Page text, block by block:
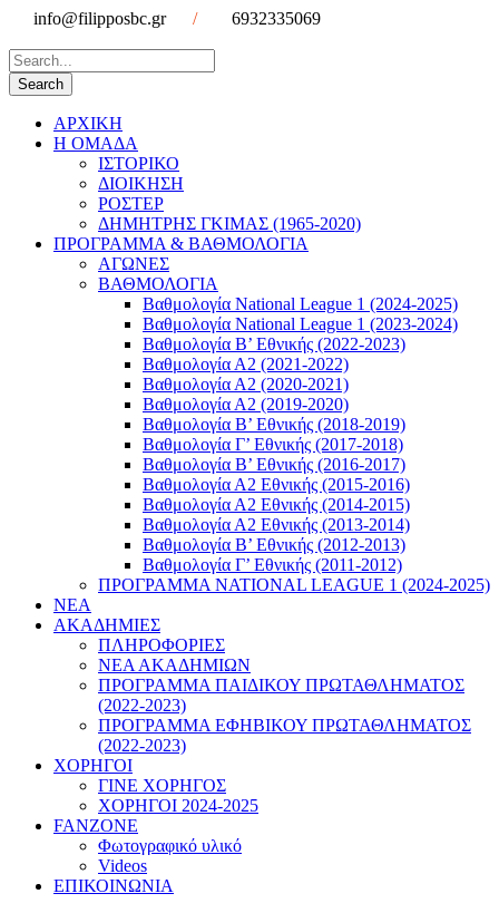
info@filipposbc.gr / 6932335069
ΑΡΧΙΚΗ
Η ΟΜΑΔΑ
ΙΣΤΟΡΙΚΟ
ΔΙΟΙΚΗΣΗ
ΡΟΣΤΕΡ
ΔΗΜΗΤΡΗΣ ΓΚΙΜΑΣ (1965-2020)
ΠΡΟΓΡΑΜΜΑ & ΒΑΘΜΟΛΟΓΙΑ
ΑΓΩΝΕΣ
ΒΑΘΜΟΛΟΓΙΑ
Βαθμολογία National League 1 (2024-2025)
Βαθμολογία National League 1 (2023-2024)
Βαθμολογία Β’ Εθνικής (2022-2023)
Βαθμολογία Α2 (2021-2022)
Βαθμολογία Α2 (2020-2021)
Βαθμολογία Α2 (2019-2020)
Βαθμολογία B’ Εθνικής (2018-2019)
Βαθμολογία Γ’ Εθνικής (2017-2018)
Βαθμολογία Β’ Εθνικής (2016-2017)
Βαθμολογία Α2 Εθνικής (2015-2016)
Βαθμολογία Α2 Εθνικής (2014-2015)
Βαθμολογία Α2 Εθνικής (2013-2014)
Βαθμολογία Β’ Εθνικής (2012-2013)
Βαθμολογία Γ’ Εθνικής (2011-2012)
ΠΡΟΓΡΑΜΜΑ NATIONAL LEAGUE 1 (2024-2025)
ΝΕΑ
ΑΚΑΔΗΜΙΕΣ
ΠΛΗΡΟΦΟΡΙΕΣ
ΝΕΑ ΑΚΑΔΗΜΙΩΝ
ΠΡΟΓΡΑΜΜΑ ΠΑΙΔΙΚΟΥ ΠΡΩΤΑΘΛΗΜΑΤΟΣ
(2022-2023)
ΠΡΟΓΡΑΜΜΑ ΕΦΗΒΙΚΟΥ ΠΡΩΤΑΘΛΗΜΑΤΟΣ
(2022-2023)
ΧΟΡΗΓΟΙ
ΓΙΝΕ ΧΟΡΗΓΟΣ
ΧΟΡΗΓΟΙ 2024-2025
FANZONE
Φωτογραφικό υλικό
Videos
ΕΠΙΚΟΙΝΩΝΙΑ